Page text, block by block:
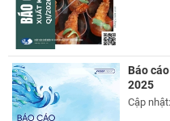
Báo
2025
Cập